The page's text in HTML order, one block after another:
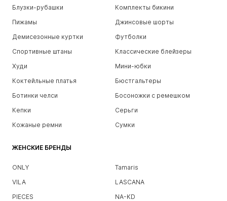
Блузки-рубашки
Комплекты бикини
Пижамы
Джинсовые шорты
Демисезонные куртки
Футболки
Спортивные штаны
Классические блейзеры
Худи
Мини-юбки
Коктейльные платья
Бюстгальтеры
Ботинки челси
Босоножки с ремешком
Кепки
Серьги
Кожаные ремни
Сумки
ЖЕНСКИЕ БРЕНДЫ
ONLY
Tamaris
VILA
LASCANA
PIECES
NA-KD